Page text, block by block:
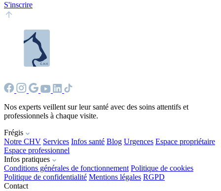
S'inscrire
Nos experts veillent sur leur santé avec des soins attentifs et
professionnels à chaque visite.
Frégis
Notre CHV Services Infos santé Blog Urgences Espace propriétaire
Espace professionnel
Infos pratiques
Conditions générales de fonctionnement Politique de cookies
Politique de confidentialité Mentions légales RGPD
Contact